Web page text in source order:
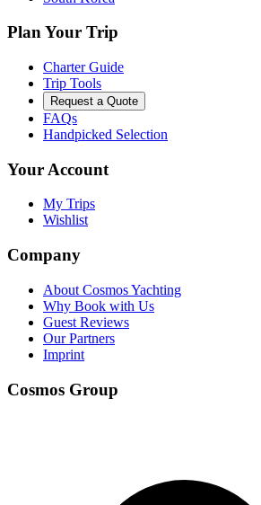
Plan Your Trip
Charter Guide
Trip Tools
Request a Quote
FAQs
Handpicked Selection
Your Account
My Trips
Wishlist
Company
About Cosmos Yachting
Why Book with Us
Guest Reviews
Our Partners
Imprint
Cosmos Group